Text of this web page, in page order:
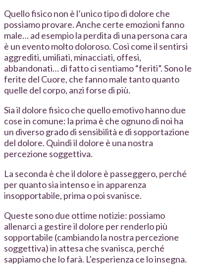
Quello fisico non è l’unico tipo di dolore che
possiamo provare. Anche certe emozioni fanno
male… ad esempio la perdita di una persona cara
è un evento molto doloroso. Così come il sentirsi
aggrediti, umiliati, minacciati, offesi,
abbandonati… di fatto ci sentiamo “feriti”. Sono le
ferite del Cuore, che fanno male tanto quanto
quelle del corpo, anzi forse di più.
Sia il dolore fisico che quello emotivo hanno due
cose in comune: la prima è che ognuno di noi ha
un diverso grado di sensibilità e di sopportazione
del dolore. Quindi il dolore è una nostra
percezione soggettiva.
La seconda è che il dolore è passeggero, perché
per quanto sia intenso e in apparenza
insopportabile, prima o poi svanisce.
Queste sono due ottime notizie: possiamo
allenarci a gestire il dolore per renderlo più
sopportabile (cambiando la nostra percezione
soggettiva) in attesa che svanisca, perché
sappiamo che lo farà. L’esperienza ce lo insegna.